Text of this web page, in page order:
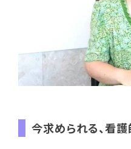
今求められる、看